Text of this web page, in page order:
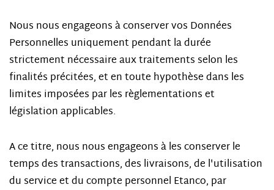
Nous nous engageons à conserver vos Données
Personnelles uniquement pendant la durée
strictement nécessaire aux traitements selon les
finalités précitées, et en toute hypothèse dans les
limites imposées par les règlementations et
législation applicables.
A ce titre, nous nous engageons à les conserver le
temps des transactions, des livraisons, de l'utilisation
du service et du compte personnel Etanco, par